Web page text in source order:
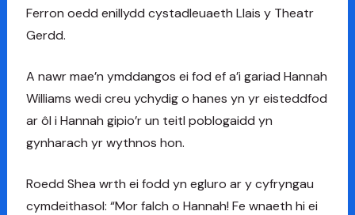
Ferron oedd enillydd cystadleuaeth Llais y Theatr
Gerdd.
A nawr mae’n ymddangos ei fod ef a’i gariad Hannah
Williams wedi creu ychydig o hanes yn yr eisteddfod
ar ôl i Hannah gipio’r un teitl poblogaidd yn
gynharach yr wythnos hon.
Roedd Shea wrth ei fodd yn egluro ar y cyfryngau
cymdeithasol: “Mor falch o Hannah! Fe wnaeth hi ei